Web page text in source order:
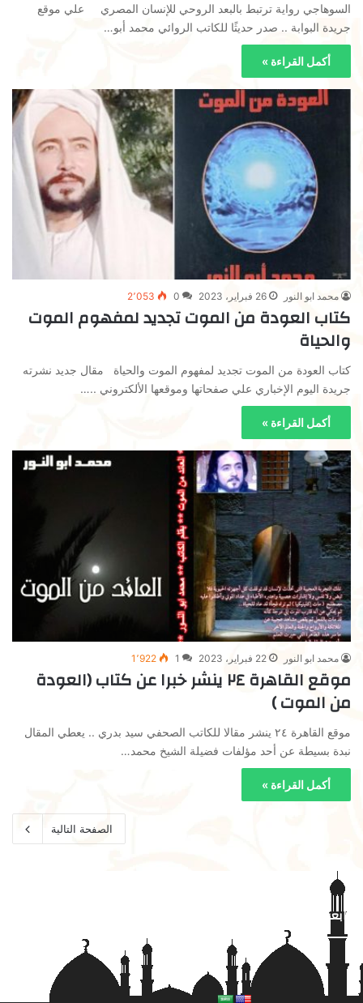
السوهاجي رواية ترتبط بالبعد الروحي للإنسان المصري علي موقع
جريدة البوابة .. صدر حديثًا للكاتب الروائي محمد أبو…
أكمل القراءة »
محمد ابو النور 26 فبراير، 2023 0 2٬053
كتاب العودة من الموت تجديد لمفهوم الموت
والحياة
كتاب العودة من الموت تجديد لمفهوم الموت والحياة مقال جديد نشرته
جريدة اليوم الإخباري علي صفحاتها وموقعها الألكتروني ..…
أكمل القراءة »
محمد ابو النور 22 فبراير، 2023 1 1٬922
موقع القاهرة ٢٤ ينشر خبرا عن كتاب (العودة
من الموت )
موقع القاهرة ٢٤ ينشر مقالا للكاتب الصحفي سيد بدري .. يعطي المقال
نبدة بسيطة عن أحد مؤلفات فضيلة الشيخ محمد…
أكمل القراءة »
الصفحة التالية
تابعنا على فيسبوك